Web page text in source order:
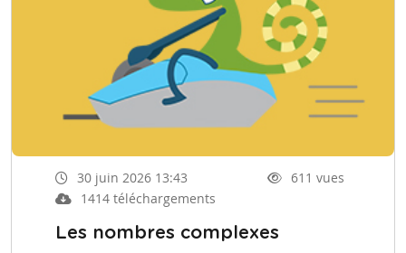
30 juin 2026 13:43
611 vues
1414 téléchargements
Les nombres complexes